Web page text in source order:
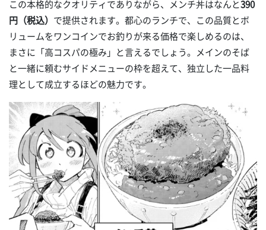
この本格的なクオリティでありながら、メンチ丼はなんと390
円（税込） で提供されます。都心のランチで、この品質とボ
リュームをワンコインでお釣りが来る価格で楽しめるのは、
まさに「高コスパの極み」と言えるでしょう。メインのそば
と一緒に頼むサイドメニューの枠を超えて、独立した一品料
理として成立するほどの魅力です。